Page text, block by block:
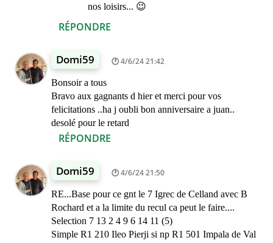
RÉPONDRE
nos loisirs... 😉
Domi59 4/6/24 21:42
Bonsoir a tous
Bravo aux gagnants d hier et merci pour vos
felicitations ..ha j oubli bon anniversaire a juan..
desolé pour le retard
RÉPONDRE
Domi59 4/6/24 21:50
RE...Base pour ce gnt le 7 Igrec de Celland avec B
Rochard et a la limite du recul ca peut le faire....
Selection 7 13 2 4 9 6 14 11 (5)
Simple R1 210 Ileo Pierji si np R1 501 Impala de Val